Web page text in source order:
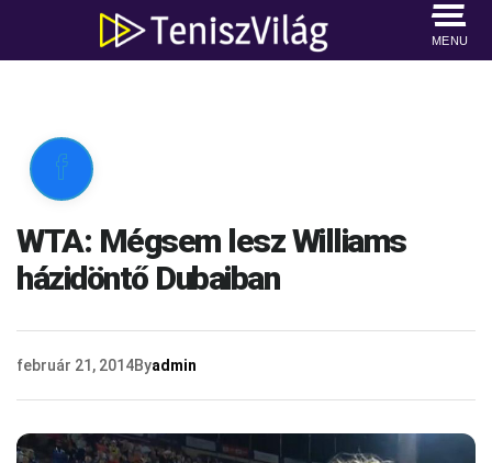
MENU

WTA: Mégsem lesz Williams
házidöntő Dubaiban
február 21, 2014Byadmin